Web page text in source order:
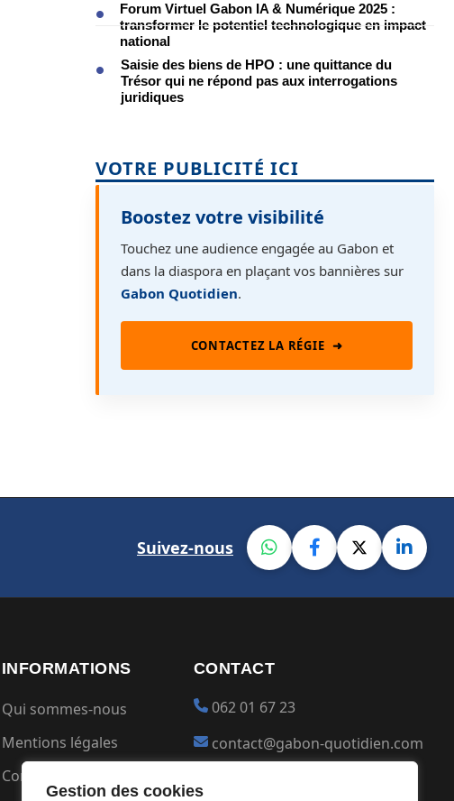
Gestion des cookies
Forum Virtuel Gabon IA & Numérique 2025 :
transformer le potentiel technologique en impact
national
Saisie des biens de HPO : une quittance du
Trésor qui ne répond pas aux interrogations
juridiques
VOTRE PUBLICITÉ ICI
Boostez votre visibilité
Touchez une audience engagée au Gabon et
dans la diaspora en plaçant vos bannières sur
Gabon Quotidien.
CONTACTEZ LA RÉGIE ➜
Suivez-nous
INFORMATIONS
Qui sommes-nous
Mentions légales
Conditions générales
CONTACT
062 01 67 23
contact@gabon-quotidien.com